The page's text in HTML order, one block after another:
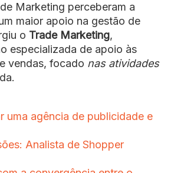
Marketing perceberam a
maior apoio na gestão de
o Trade Marketing,
especializada de apoio às
vendas, focado nas atividades
uma agência de publicidade e
Analista de Shopper